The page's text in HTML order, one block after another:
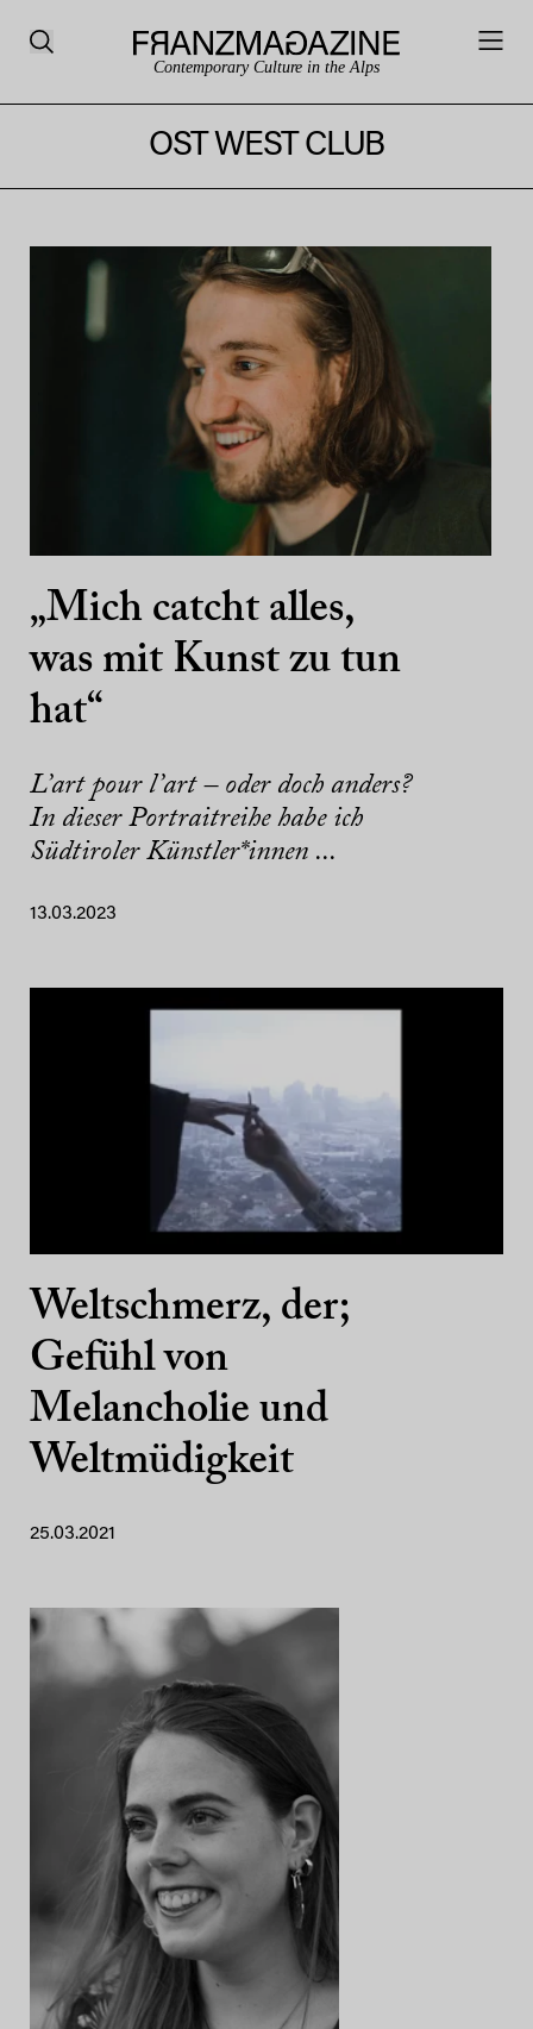
Contemporary Culture in the Alps
OST WEST CLUB
„Mich catcht alles,
was mit Kunst zu tun
hat“
L’art pour l’art – oder doch anders?
In dieser Portraitreihe habe ich
Südtiroler Künstler*innen ...
13.03.2023
Weltschmerz, der;
Gefühl von
Melancholie und
Weltmüdigkeit
25.03.2021